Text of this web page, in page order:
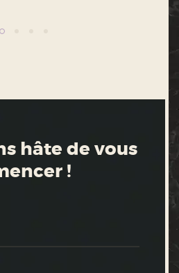
hâte de vous
!